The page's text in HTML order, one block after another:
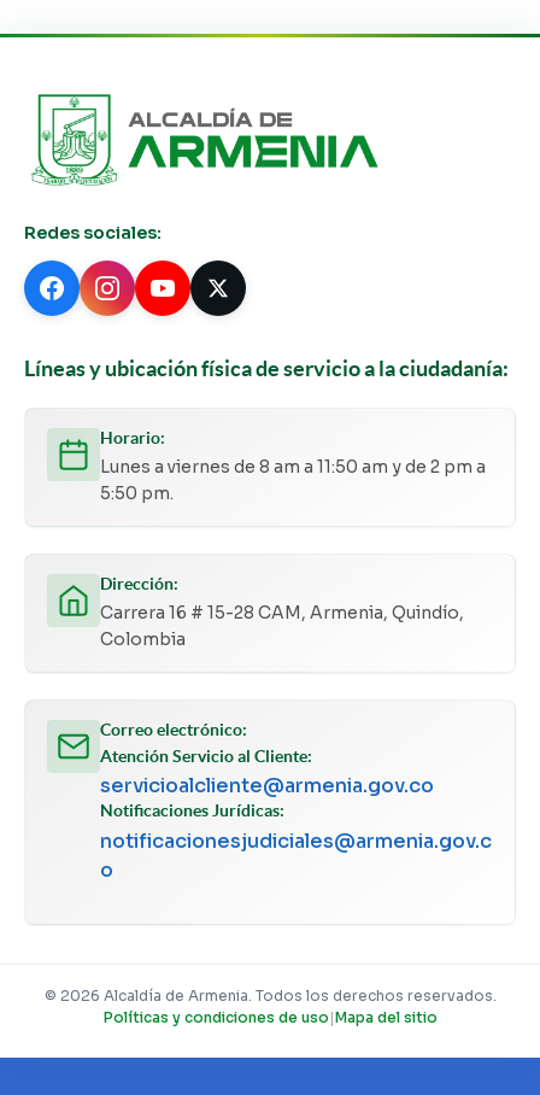
Redes sociales:
Líneas y ubicación física de servicio a la ciudadanía:
Horario:
Lunes a viernes de 8 am a 11:50 am y de 2 pm a
5:50 pm.
Dirección:
Carrera 16 # 15-28 CAM, Armenia, Quindío,
Colombia
Correo electrónico:
Atención Servicio al Cliente:
servicioalcliente@armenia.gov.co
Notificaciones Jurídicas:
notificacionesjudiciales@armenia.gov.c
o
© 2026 Alcaldía de Armenia. Todos los derechos reservados.
Políticas y condiciones de uso |Mapa del sitio